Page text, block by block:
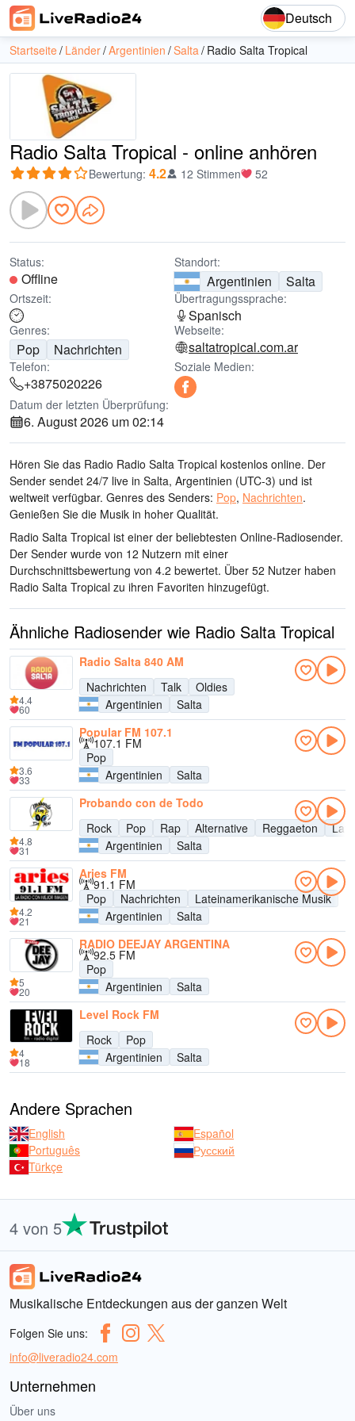
Deutsch
Startseite Länder Argentinien Salta Radio Salta Tropical
Radio Salta Tropical - online anhören
Bewertung: 4.2 12 Stimmen 52
Status:
Offline
Standort:
Argentinien Salta
Ortszeit: Übertragungssprache:
Spanisch
Genres:
Pop Nachrichten
Webseite:
saltatropical.com.ar
Telefon:
+3875020226
Soziale Medien:
Datum der letzten Überprüfung:
6. August 2026 um 02:14
Hören Sie das Radio Radio Salta Tropical kostenlos online. Der
Sender sendet 24/7 live in Salta, Argentinien (UTC-3) und ist
weltweit verfügbar. Genres des Senders: Pop, Nachrichten.
Genießen Sie die Musik in hoher Qualität.
Radio Salta Tropical ist einer der beliebtesten Online-Radiosender.
Der Sender wurde von 12 Nutzern mit einer
Durchschnittsbewertung von 4.2 bewertet. Über 52 Nutzer haben
Radio Salta Tropical zu ihren Favoriten hinzugefügt.
Ähnliche Radiosender wie Radio Salta Tropical
Radio Salta 840 AM
Nachrichten
Talk
Oldies
Argentinien
Salta
4.4
60
Popular FM 107.1
107.1 FM
Pop
Argentinien
Salta
3.6
33
Probando con de Todo
Rock
Pop Rap Alternative Reggaeton
Argentinien
Salta
4.8
31
Aries FM
91.1 FM
Pop
Nachrichten
Lateinamerikanische Musik
Argentinien
Salta
4.2
21
RADIO DEEJAY ARGENTINA
92.5 FM
Pop
Argentinien
Salta
5
20
Level Rock FM
Rock
Pop
Argentinien
Salta
4
18
Andere Sprachen
English
Español
Português
Русский
Türkçe
4 von 5
Musikalische Entdeckungen aus der ganzen Welt
Folgen Sie uns:
info@liveradio24.com
Unternehmen
Über uns